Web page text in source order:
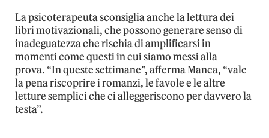
La psicoterapeuta sconsiglia anche la lettura dei
libri motivazionali, che possono generare senso di
inadeguatezza che rischia di amplificarsi in
momenti come questi in cui siamo messi alla
prova. “In queste settimane”, afferma Manca, “vale
la pena riscoprire i romanzi, le favole e le altre
letture semplici che ci alleggeriscono per davvero la
testa”.